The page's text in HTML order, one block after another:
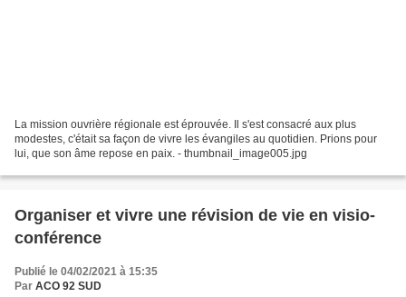
La mission ouvrière régionale est éprouvée. Il s'est consacré aux plus
modestes, c'était sa façon de vivre les évangiles au quotidien. Prions pour
lui, que son âme repose en paix. - thumbnail_image005.jpg
Organiser et vivre une révision de vie en visio-
conférence
Publié le 04/02/2021 à 15:35
Par ACO 92 SUD